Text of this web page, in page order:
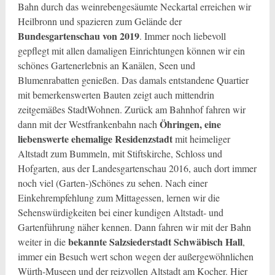
Bahn durch das weinrebengesäumte Neckartal erreichen wir
Heilbronn und spazieren zum Gelände der
Bundesgartenschau von 2019. Immer noch liebevoll
gepflegt mit allen damaligen Einrichtungen können wir ein
schönes Gartenerlebnis an Kanälen, Seen und
Blumenrabatten genießen. Das damals entstandene Quartier
mit bemerkenswerten Bauten zeigt auch mittendrin
zeitgemäßes StadtWohnen. Zurück am Bahnhof fahren wir
dann mit der Westfrankenbahn nach Öhringen, eine
liebenswerte ehemalige Residenzstadtmit heimeliger
Altstadt zum Bummeln, mit Stiftskirche, Schloss und
Hofgarten, aus der Landesgartenschau 2016, auch dort immer
noch viel (Garten-)Schönes zu sehen. Nach einer
Einkehrempfehlung zum Mittagessen, lernen wir die
Sehenswürdigkeiten bei einer kundigen Altstadt- und
Gartenführung näher kennen. Dann fahren wir mit der Bahn
weiter in diebekannte Salzsiederstadt Schwäbisch Hall,
immer ein Besuch wert schon wegen der außergewöhnlichen
Würth-Museen und der reizvollen Altstadt am Kocher. Hier